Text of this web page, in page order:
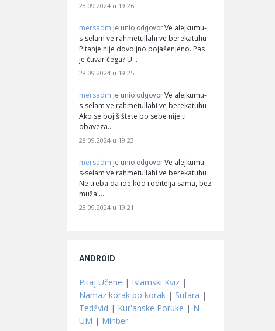
28.09.2024 u 19:26
mersadm je unio odgovor Ve alejkumu-
s-selam ve rahmetullahi ve berekatuhu
Pitanje nije dovoljno pojašenjeno. Pas
je čuvar čega? U…
28.09.2024 u 19:25
mersadm je unio odgovor Ve alejkumu-
s-selam ve rahmetullahi ve berekatuhu
Ako se bojiš štete po sebe nije ti
obaveza…
28.09.2024 u 19:23
mersadm je unio odgovor Ve alejkumu-
s-selam ve rahmetullahi ve berekatuhu
Ne treba da ide kod roditelja sama, bez
muža.…
28.09.2024 u 19:21
ANDROID
Pitaj Učene | Islamski Kviz |
Namaz korak po korak | Sufara |
Tedžvid | Kur'anske Poruke | N-
UM | Minber